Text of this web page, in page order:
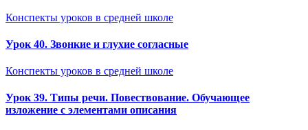
Конспекты уроков в средней школе
Урок 40. Звонкие и глухие согласные
Конспекты уроков в средней школе
Урок 39. Типы речи. Повествование. Обучающее
изложение с элементами описания